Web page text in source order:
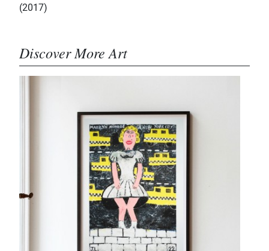
(2017)
Discover More Art